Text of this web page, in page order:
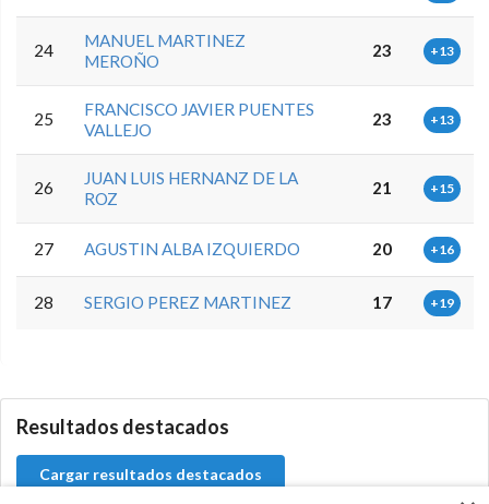
24
MANUEL MARTINEZ
MEROÑO
23 +13
25
FRANCISCO JAVIER PUENTES
VALLEJO
23 +13
26
JUAN LUIS HERNANZ DE LA
ROZ
21 +15
27 AGUSTIN ALBA IZQUIERDO 20 +16
28 SERGIO PEREZ MARTINEZ 17 +19
Resultados destacados
Cargar resultados destacados